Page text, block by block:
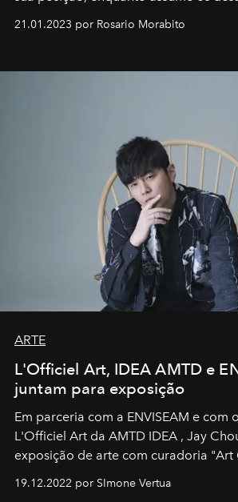
em rápida evolução e redefinindo o
21.01.2023 por Rosario Morabito
ARTE
L'Officiel Art, IDEA AMTD e
juntam para exposição
Em parceria com a ENVISEAM e com
L'Officiel Art da AMTD IDEA , Jay
exposição de arte com curadoria "Art
19.12.2022 por SImone Vertua